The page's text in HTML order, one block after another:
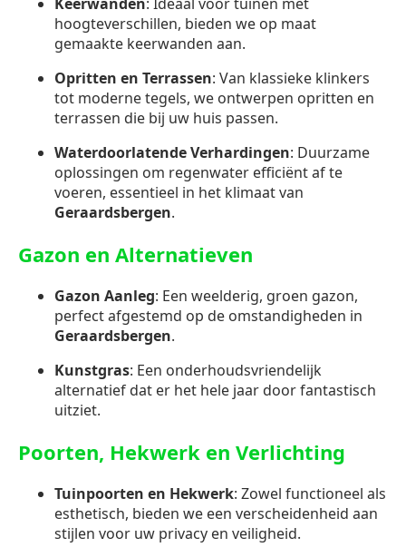
hoogteverschillen, bieden we op maat
gemaakte keerwanden aan.
Opritten en Terrassen: Van klassieke klinkers
tot moderne tegels, we ontwerpen opritten en
terrassen die bij uw huis passen.
Waterdoorlatende Verhardingen: Duurzame
oplossingen om regenwater efficiënt af te
voeren, essentieel in het klimaat van
Geraardsbergen.
Gazon en Alternatieven
Gazon Aanleg: Een weelderig, groen gazon,
perfect afgestemd op de omstandigheden in
Geraardsbergen.
Kunstgras: Een onderhoudsvriendelijk
alternatief dat er het hele jaar door fantastisch
uitziet.
Poorten, Hekwerk en Verlichting
Tuinpoorten en Hekwerk: Zowel functioneel als
esthetisch, bieden we een verscheidenheid aan
stijlen voor uw privacy en veiligheid.